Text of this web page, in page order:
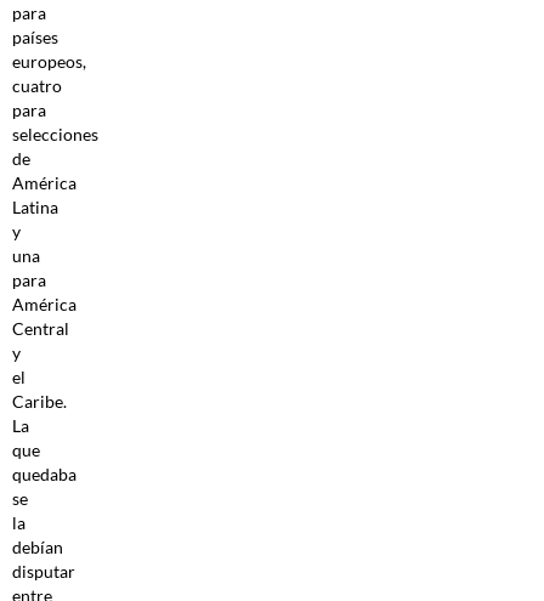
para
países
europeos,
cuatro
para
selecciones
de
América
Latina
y
una
para
América
Central
y
el
Caribe.
La
que
quedaba
se
la
debían
disputar
entre